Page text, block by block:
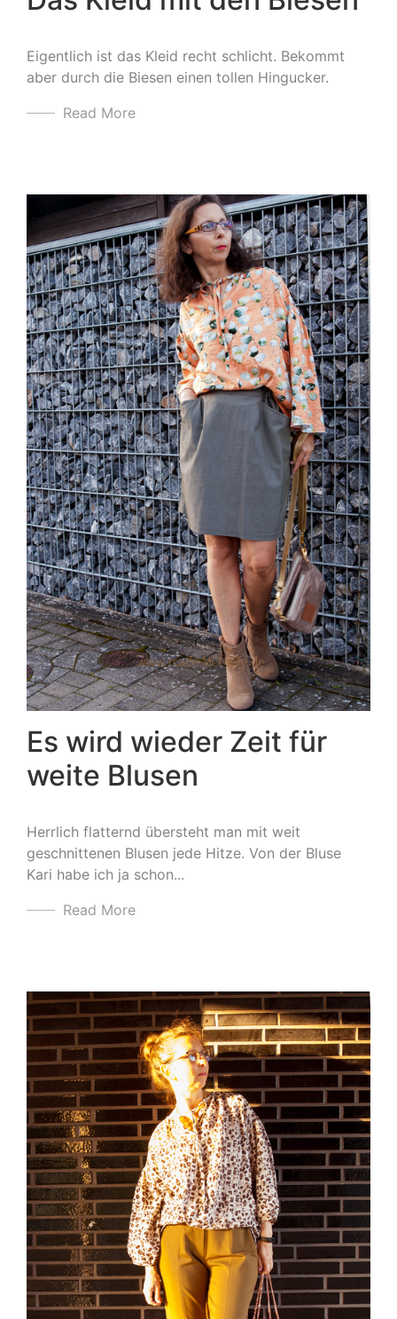
Eigentlich ist das Kleid recht schlicht. Bekommt
aber durch die Biesen einen tollen Hingucker.
Read More
Es wird wieder Zeit für
weite Blusen
Herrlich flatternd übersteht man mit weit
geschnittenen Blusen jede Hitze. Von der Bluse
Kari habe ich ja schon...
Read More